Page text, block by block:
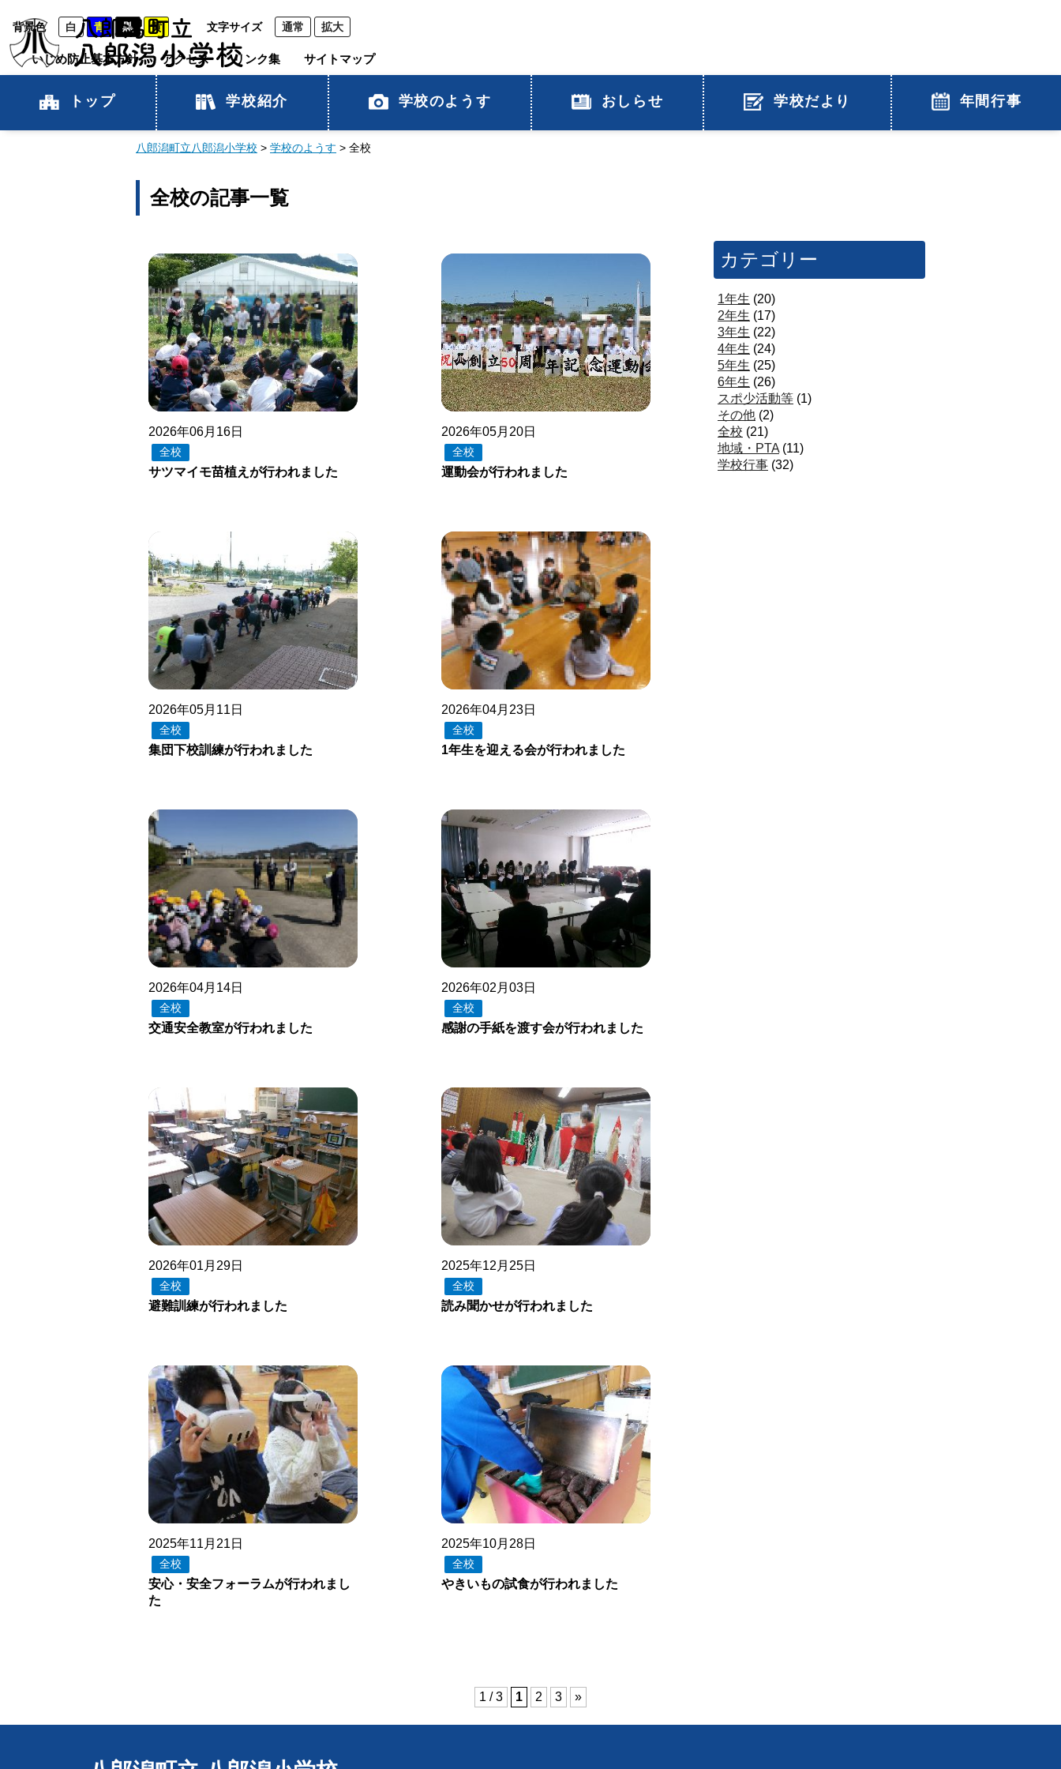
背景色 白 青 黒 黄 文字サイズ 通常 拡大
いじめ防止基本方針 アクセス リンク集 サイトマップ
トップ 学校紹介 学校のようす おしらせ 学校だより 年間行事
八郎潟町立八郎潟小学校 > 学校のようす > 全校
全校の記事一覧
2026年06月16日
全校
サツマイモ苗植えが行われました
2026年05月20日
全校
運動会が行われました
2026年05月11日
全校
集団下校訓練が行われました
2026年04月23日
全校
1年生を迎える会が行われました
2026年04月14日
全校
交通安全教室が行われました
2026年02月03日
全校
感謝の手紙を渡す会が行われました
2026年01月29日
全校
避難訓練が行われました
2025年12月25日
全校
読み聞かせが行われました
2025年11月21日
全校
安心・安全フォーラムが行われまし
た
2025年10月28日
全校
やきいもの試食が行われました
カテゴリー
1年生 (20)
2年生 (17)
3年生 (22)
4年生 (24)
5年生 (25)
6年生 (26)
スポ少活動等 (1)
その他 (2)
全校 (21)
地域・PTA (11)
学校行事 (32)
1 / 3 1 2 3 »